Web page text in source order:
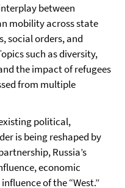
between
mobility across state
social orders, and
such as diversity,
the impact of refugees
from multiple
political,
is being reshaped by
Russia’s
economic
of the “West.”